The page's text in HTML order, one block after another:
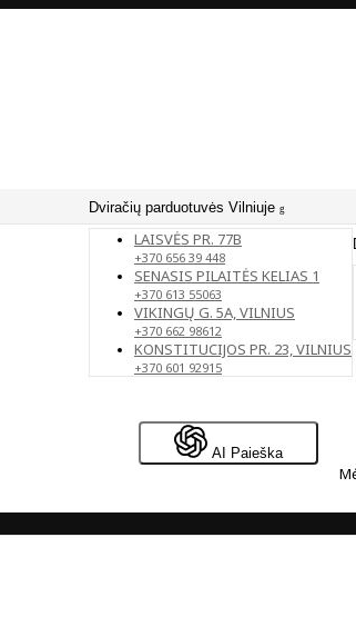
Dviračių parduotuvės Vilniuje
LAISVĖS PR. 77B
+370 656 39 448
SENASIS PILAITĖS KELIAS 1
+370 613 55063
VIKINGŲ G. 5A, VILNIUS
+370 662 98612
KONSTITUCIJOS PR. 23, VILNIUS
+370 601 92915
AI Paieška